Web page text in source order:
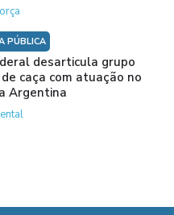
PÚBLICA
desarticula grupo
caça com atuação no
Argentina